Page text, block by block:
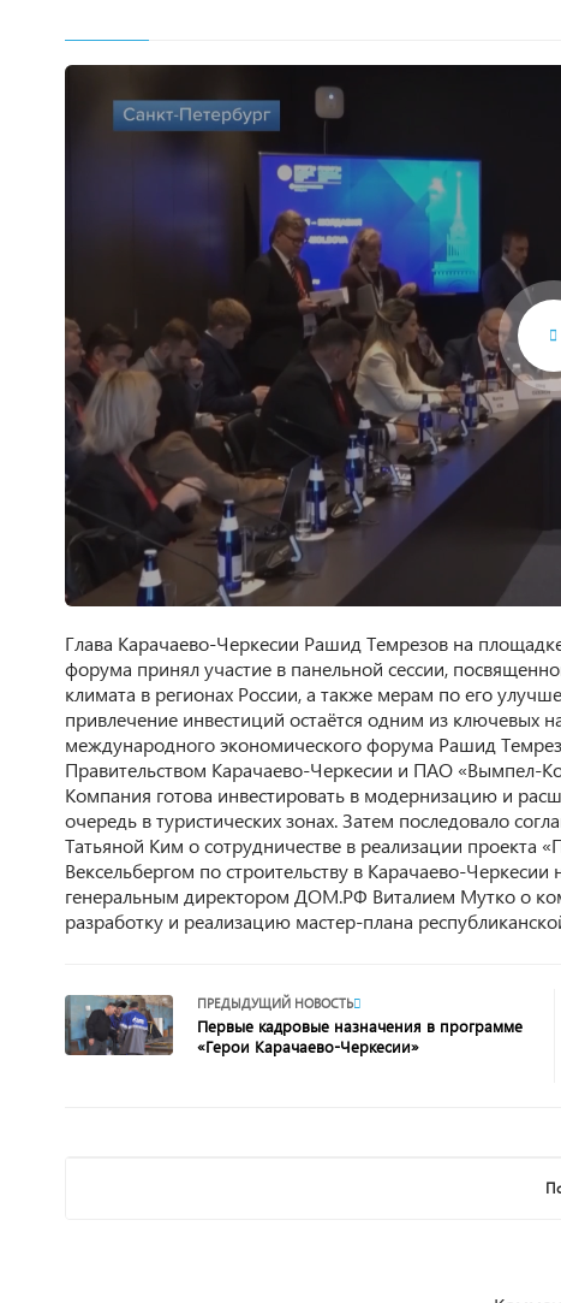
Глава Карачаево-Черкесии Рашид Темрезов на
форума принял участие в панельной сессии,
климата в регионах России, а также мерам по его
привлечение инвестиций остаётся одним из ключевых
международного экономического форума Рашид
Правительством Карачаево-Черкесии и ПАО «Вымпел-
Компания готова инвестировать в модернизацию и
очередь в туристических зонах. Затем последовало
Татьяной Ким о сотрудничестве в реализации проекта
Вексельбергом по строительству в Карачаево-
генеральным директором ДОМ.РФ Виталием Мутко о
разработку и реализацию мастер-плана
ПРЕДЫДУЩИЙ НОВОСТЬ
Первые кадровые назначения в программе
«Герои Карачаево-Черкесии»